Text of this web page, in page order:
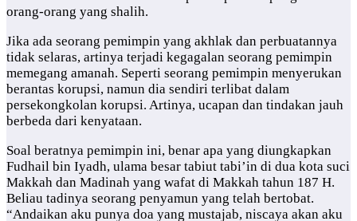
orang-orang yang shalih.
Jika ada seorang pemimpin yang akhlak dan perbuatannya
tidak selaras, artinya terjadi kegagalan seorang pemimpin
memegang amanah. Seperti seorang pemimpin menyerukan
berantas korupsi, namun dia sendiri terlibat dalam
persekongkolan korupsi. Artinya, ucapan dan tindakan jauh
berbeda dari kenyataan.
Soal beratnya pemimpin ini, benar apa yang diungkapkan
Fudhail bin Iyadh, ulama besar tabiut tabi’in di dua kota suci
Makkah dan Madinah yang wafat di Makkah tahun 187 H.
Beliau tadinya seorang penyamun yang telah bertobat.
“Andaikan aku punya doa yang mustajab, niscaya akan aku